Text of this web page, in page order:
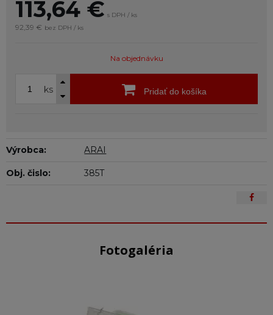
113,64 € s DPH / ks
92,39 € bez DPH / ks
Na objednávku
ks Pridať do košíka
Výrobca: ARAI
Obj. čislo: 385T
Fotogaléria